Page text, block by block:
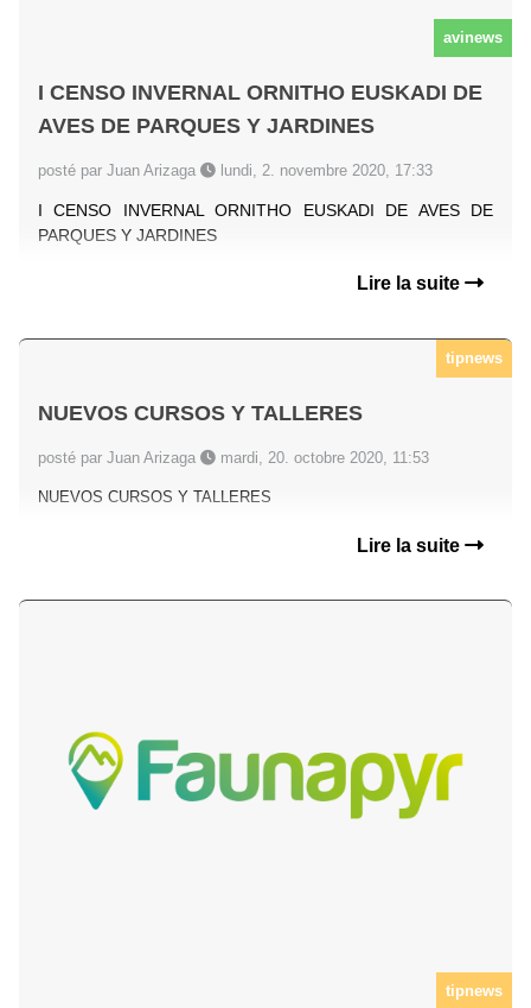
avinews
I CENSO INVERNAL ORNITHO EUSKADI DE
AVES DE PARQUES Y JARDINES
posté par Juan Arizaga lundi, 2. novembre 2020, 17:33
I CENSO INVERNAL ORNITHO EUSKADI DE AVES DE
PARQUES Y JARDINES
Lire la suite
tipnews
NUEVOS CURSOS Y TALLERES
posté par Juan Arizaga mardi, 20. octobre 2020, 11:53
NUEVOS CURSOS Y TALLERES
Lire la suite
tipnews